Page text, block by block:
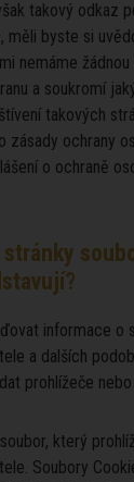
takový odkaz
měli byste si
nemáme
a soukromí
takových
zásady ochrany
o ochraně
informace o
a dalších
prohlížeče nebo
který
Soubory